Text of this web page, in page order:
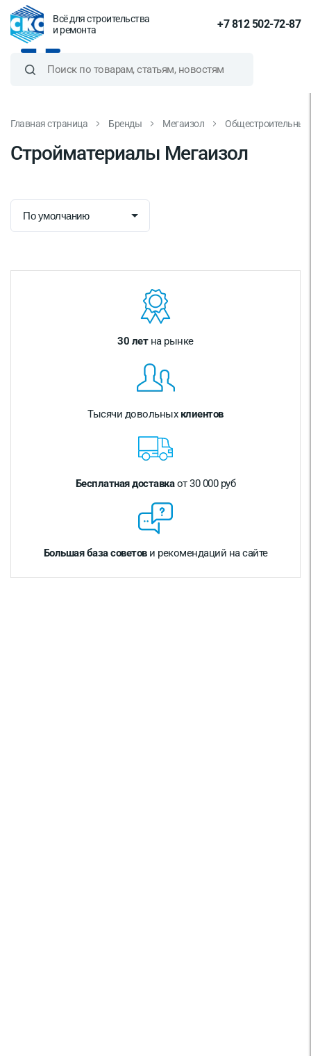
Всё для строительства
и ремонта
+7 812 502-72-87
Главная страница Бренды Мегаизол
Стройматериалы Мегаизол
30 летна рынке
Тысячи довольных клиентов
Бесплатная доставкаот 30 000 руб
Большая база советови рекомендаций на сайте